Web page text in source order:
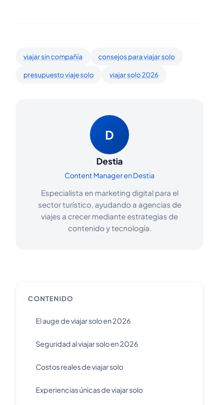
viajar sin compañía consejos para viajar solo
presupuesto viaje solo viajar solo 2026
D
Destia
Content Manager en Destia
Especialista en marketing digital para el
sector turístico, ayudando a agencias de
viajes a crecer mediante estrategias de
contenido y tecnología.
CONTENIDO
El auge de viajar solo en 2026
Seguridad al viajar solo en 2026
Costos reales de viajar solo
Experiencias únicas de viajar solo